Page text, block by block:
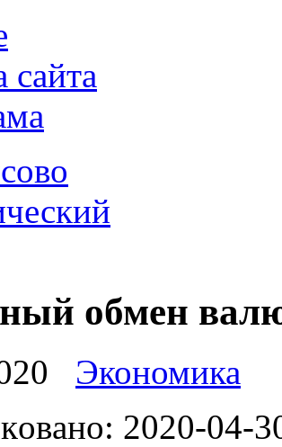
сайта
обмен
Экономика
2020-04-